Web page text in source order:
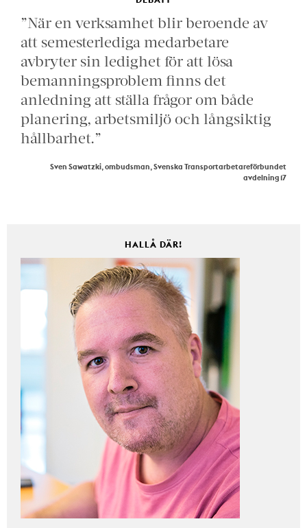
”När en verksamhet blir beroende av
att semesterlediga medarbetare
avbryter sin ledighet för att lösa
bemanningsproblem finns det
anledning att ställa frågor om både
planering, arbetsmiljö och långsiktig
hållbarhet.”
Sven Sawatzki, ombudsman, Svenska Transportarbetareförbundet
avdelning 17
HALLÅ DÄR!